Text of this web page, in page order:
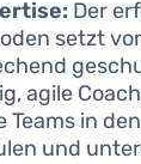
Der
setzt
agile
Teams in
und